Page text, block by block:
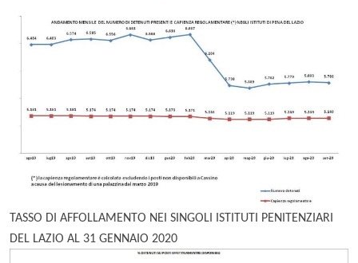
TASSO DI AFFOLLAMENTO NEI SINGOLI ISTITUTI PENITENZIARI
DEL LAZIO AL 31 GENNAIO 2020